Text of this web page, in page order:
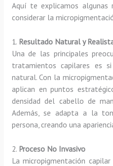
Aquí te explicamos algunas
considerar la
1. Resultado Natural y
Una de las principales
tratamientos capilares es
natural. Con la
aplican en puntos
densidad del cabello de
Además, se adapta a la
persona, creando una
2. Proceso No Invasivo
La micropigmentación